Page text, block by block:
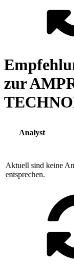
zur
Analyst
Aktuell sind keine
entsprechen.